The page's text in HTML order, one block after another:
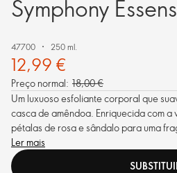
Symphony
47700 250 ml.
12,99 €
Preço normal: 18,00 €
Um luxuoso esfoliante corporal que
casca de amêndoa. Enriquecida com
pétalas de rosa e sândalo para uma
duradouro.
Ler mais